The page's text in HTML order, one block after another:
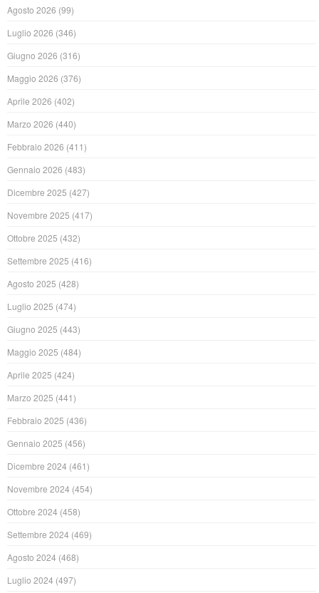
Agosto 2026 (99)
Luglio 2026 (346)
Giugno 2026 (316)
Maggio 2026 (376)
Aprile 2026 (402)
Marzo 2026 (440)
Febbraio 2026 (411)
Gennaio 2026 (483)
Dicembre 2025 (427)
Novembre 2025 (417)
Ottobre 2025 (432)
Settembre 2025 (416)
Agosto 2025 (428)
Luglio 2025 (474)
Giugno 2025 (443)
Maggio 2025 (484)
Aprile 2025 (424)
Marzo 2025 (441)
Febbraio 2025 (436)
Gennaio 2025 (456)
Dicembre 2024 (461)
Novembre 2024 (454)
Ottobre 2024 (458)
Settembre 2024 (469)
Agosto 2024 (468)
Luglio 2024 (497)